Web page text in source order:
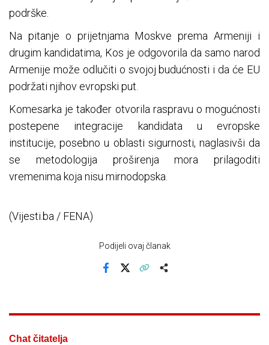
podrške.
Na pitanje o prijetnjama Moskve prema Armeniji i
drugim kandidatima, Kos je odgovorila da samo narod
Armenije može odlučiti o svojoj budućnosti i da će EU
podržati njihov evropski put.
Komesarka je također otvorila raspravu o mogućnosti
postepene integracije kandidata u evropske
institucije, posebno u oblasti sigurnosti, naglasivši da
se metodologija proširenja mora prilagoditi
vremenima koja nisu mirnodopska.
(Vijesti.ba / FENA)
Podijeli ovaj članak
Chat čitatelja